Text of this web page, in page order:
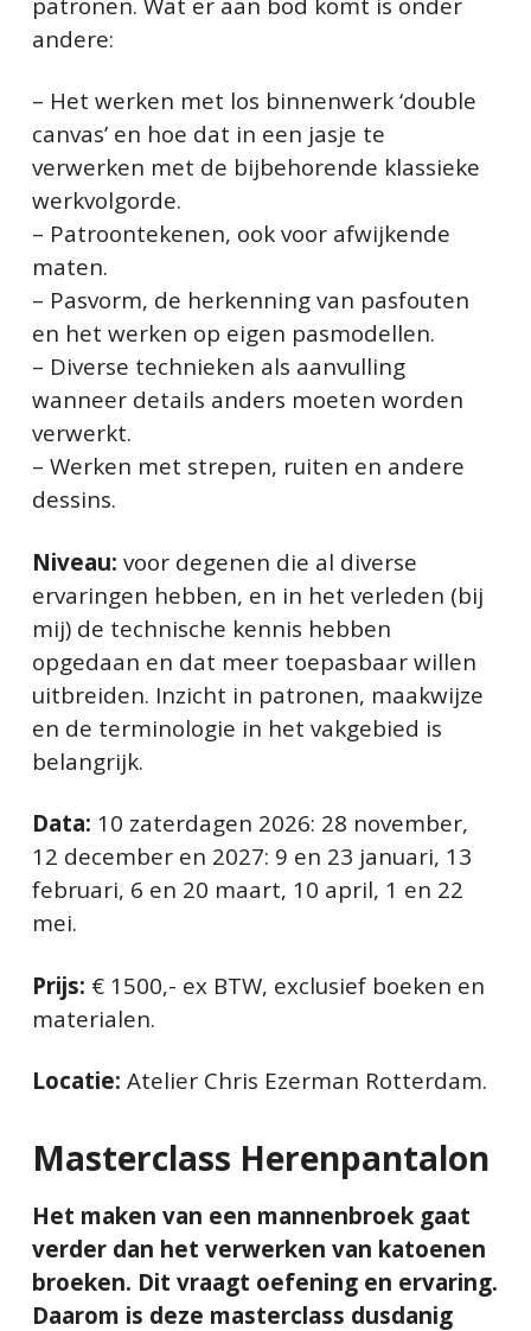
andere:
– Het werken met los binnenwerk ‘double
canvas’ en hoe dat in een jasje te
verwerken met de bijbehorende klassieke
werkvolgorde.
– Patroontekenen, ook voor afwijkende
maten.
– Pasvorm, de herkenning van pasfouten
en het werken op eigen pasmodellen.
– Diverse technieken als aanvulling
wanneer details anders moeten worden
verwerkt.
– Werken met strepen, ruiten en andere
dessins.
Niveau: voor degenen die al diverse
ervaringen hebben, en in het verleden (bij
mij) de technische kennis hebben
opgedaan en dat meer toepasbaar willen
uitbreiden. Inzicht in patronen, maakwijze
en de terminologie in het vakgebied is
belangrijk.
Data: 10 zaterdagen 2026: 28 november,
12 december en 2027: 9 en 23 januari, 13
februari, 6 en 20 maart, 10 april, 1 en 22
mei.
Prijs: € 1500,- ex BTW, exclusief boeken en
materialen.
Locatie: Atelier Chris Ezerman Rotterdam.
Masterclass Herenpantalon
Het maken van een mannenbroek gaat
verder dan het verwerken van katoenen
broeken. Dit vraagt oefening en ervaring.
Daarom is deze masterclass dusdanig